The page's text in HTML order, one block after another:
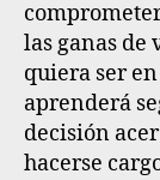
las ganas de
quiera ser
aprenderá
decisión
hacerse